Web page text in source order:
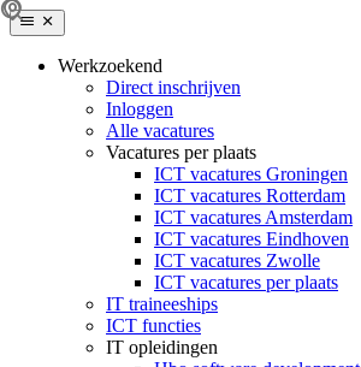
Werkzoekend
Direct inschrijven
Inloggen
Alle vacatures
Vacatures per plaats
ICT vacatures Groningen
ICT vacatures Rotterdam
ICT vacatures Amsterdam
ICT vacatures Eindhoven
ICT vacatures Zwolle
ICT vacatures per plaats
IT traineeships
ICT functies
IT opleidingen